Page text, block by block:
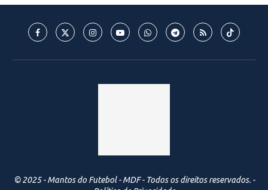
© 2025 - Mantos do Futebol - MDF - Todos os direitos reservados. -